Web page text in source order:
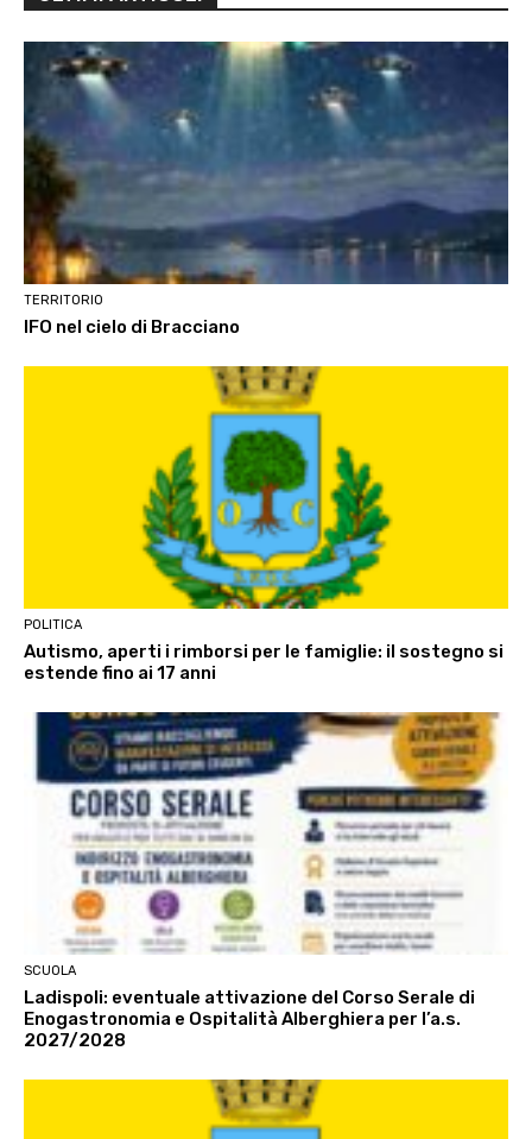
TERRITORIO
IFO nel cielo di Bracciano
POLITICA
Autismo, aperti i rimborsi per le famiglie: il sostegno si
estende fino ai 17 anni
SCUOLA
Ladispoli: eventuale attivazione del Corso Serale di
Enogastronomia e Ospitalità Alberghiera per l’a.s.
2027/2028